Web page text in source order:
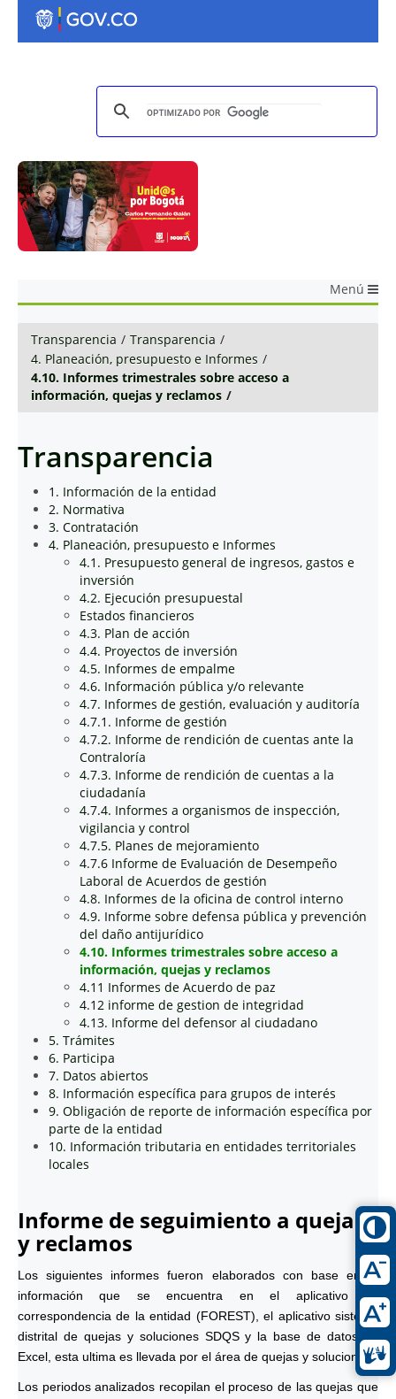
Menú
Transparencia / Transparencia /
4. Planeación, presupuesto e Informes /
4.10. Informes trimestrales sobre acceso a
información, quejas y reclamos /
Transparencia
1. Información de la entidad
2. Normativa
3. Contratación
4. Planeación, presupuesto e Informes
4.1. Presupuesto general de ingresos, gastos e
inversión
4.2. Ejecución presupuestal
Estados financieros
4.3. Plan de acción
4.4. Proyectos de inversión
4.5. Informes de empalme
4.6. Información pública y/o relevante
4.7. Informes de gestión, evaluación y auditoría
4.7.1. Informe de gestión
4.7.2. Informe de rendición de cuentas ante la
Contraloría
4.7.3. Informe de rendición de cuentas a la
ciudadanía
4.7.4. Informes a organismos de inspección,
vigilancia y control
4.7.5. Planes de mejoramiento
4.7.6 Informe de Evaluación de Desempeño
Laboral de Acuerdos de gestión
4.8. Informes de la oficina de control interno
4.9. Informe sobre defensa pública y prevención
del daño antijurídico
4.10. Informes trimestrales sobre acceso a
información, quejas y reclamos
4.11 Informes de Acuerdo de paz
4.12 informe de gestion de integridad
4.13. Informe del defensor al ciudadano
5. Trámites
6. Participa
7. Datos abiertos
8. Información específica para grupos de interés
9. Obligación de reporte de información específica por
parte de la entidad
10. Información tributaria en entidades territoriales
locales
Informe de seguimiento a quejas
y reclamos
Los siguientes informes fueron elaborados con base en la
información que se encuentra en el aplicativo de
correspondencia de la entidad (FOREST), el aplicativo sistema
distrital de quejas y soluciones SDQS y la base de datos en
Excel, esta ultima es llevada por el área de quejas y soluciones.
Los periodos analizados recopilan el proceso de las quejas que